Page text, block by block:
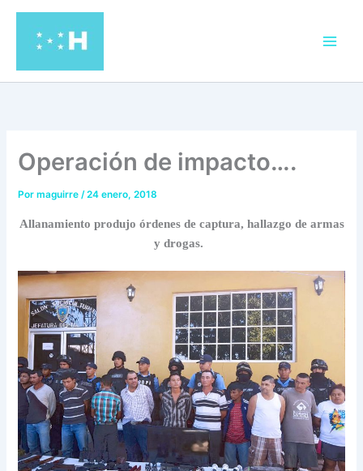
contenido
Operación de impacto….
Pormaguirre/24 enero, 2018
Allanamiento produjo órdenes de captura, hallazgo de armas
y drogas.